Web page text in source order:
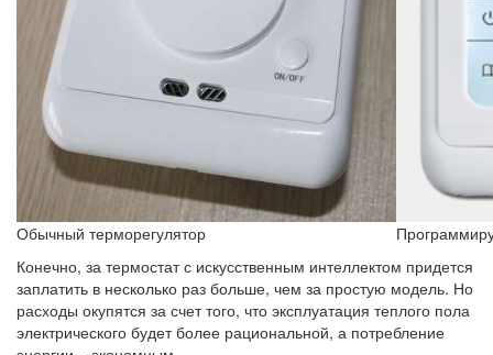
Обычный терморегулятор
Конечно, за термостат с искусственным интеллектом придется
заплатить в несколько раз больше, чем за простую модель. Но
расходы окупятся за счет того, что эксплуатация теплого пола
электрического будет более рациональной, а потребление